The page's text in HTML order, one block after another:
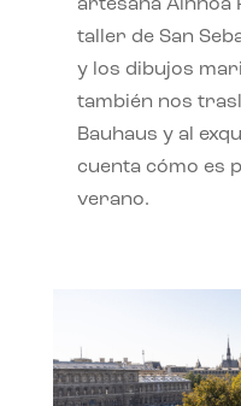
artesana Ainhoa
taller de San
y los dibujos
también nos
Bauhaus y al
cuenta cómo es
verano.